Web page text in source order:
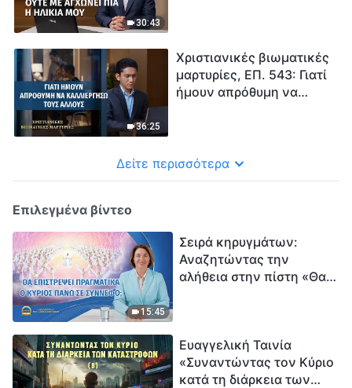
30:43
36:25
Χριστιανικές βιωματικές
μαρτυρίες, ΕΠ. 543: Γιατί
ήμουν απρόθυμη να
Δείτε περισσότερα
Επιλεγμένα βίντεο
15:45
Σειρά κηρυγμάτων:
Αναζητώντας την
αλήθεια στην πίστη «Θα
Ευαγγελική Ταινία
«Συναντώντας τον Κύριο
κατά τη διάρκεια των